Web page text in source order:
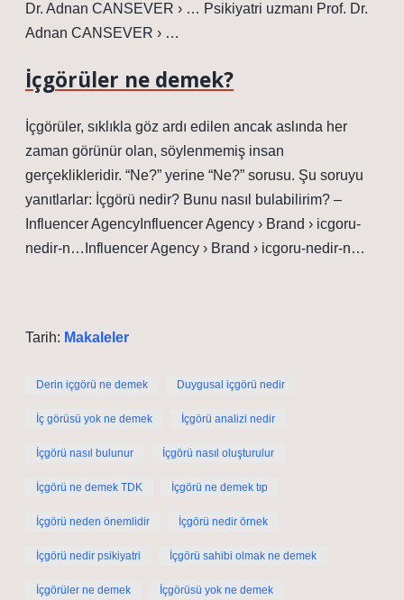
Dr. Adnan CANSEVER › … Psikiyatri uzmanı Prof. Dr.
Adnan CANSEVER › …
İçgörüler ne demek?
İçgörüler, sıklıkla göz ardı edilen ancak aslında her
zaman görünür olan, söylenmemiş insan
gerçeklikleridir. “Ne?” yerine “Ne?” sorusu. Şu soruyu
yanıtlarlar: İçgörü nedir? Bunu nasıl bulabilirim? –
Influencer AgencyInfluencer Agency › Brand › icgoru-
nedir-n…Influencer Agency › Brand › icgoru-nedir-n…
Tarih: Makaleler
Derin içgörü ne demek Duygusal içgörü nedir
İç görüsü yok ne demek İçgörü analizi nedir
İçgörü nasıl bulunur İçgörü nasıl oluşturulur
İçgörü ne demek TDK İçgörü ne demek tıp
İçgörü neden önemlidir İçgörü nedir örnek
İçgörü nedir psikiyatri İçgörü sahibi olmak ne demek
İçgörüler ne demek İçgörüsü yok ne demek